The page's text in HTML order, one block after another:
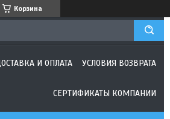
Корзина
И ОПЛАТА УСЛОВИЯ ВОЗВРАТА
СЕРТИФИКАТЫ КОМПАНИИ